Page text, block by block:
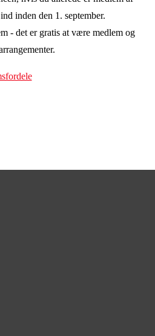
inden den 1. september.
- det er gratis at være medlem og